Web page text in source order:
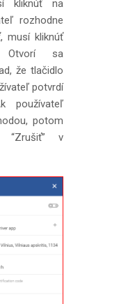
kliknúť na
rozhodne
musí kliknúť
Otvorí sa
že tlačidlo
potvrdí
používateľ
potom
“Zrušiť” v